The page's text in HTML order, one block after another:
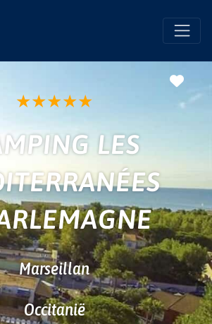
★★★★★
LES
Marseillan
Occitanië